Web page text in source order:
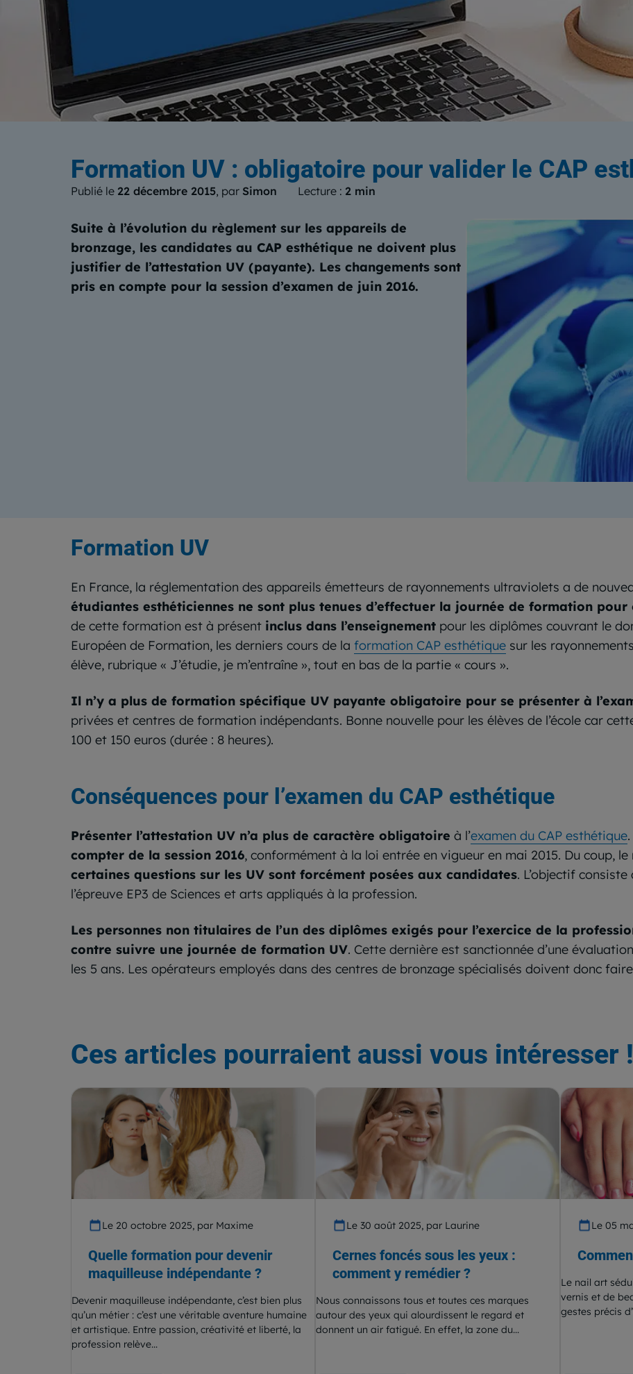
Le blogdu Centre Européen de
Formation UV : obligatoire pour valider le CAP
Publié le 22 décembre 2015, par Simon Lecture : 2 min
Suite à l’évolution du règlement sur les appareils de
bronzage, les candidates au CAP esthétique ne doivent plus
justifier de l’attestation UV (payante). Les changements sont
pris en compte pour la session d’examen de juin 2016.
Formation UV
En France, la réglementation des appareils émetteurs de rayonnements ultraviolets a de
étudiantes esthéticiennes ne sont plus tenues d’effectuer la journée de formation
de cette formation est à présent inclus dans l’enseignement pour les diplômes couvrant le
Européen de Formation, les derniers cours de la formation CAP esthétique sur les
élève, rubrique « J’étudie, je m’entraîne », tout en bas de la partie « cours ».
Il n’y a plus de formation spécifique UV payante obligatoire pour se présenter à
privées et centres de formation indépendants. Bonne nouvelle pour les élèves de l’école car
100 et 150 euros (durée : 8 heures).
Conséquences pour l’examen du CAP esthétique
Présenter l’attestation UV n’a plus de caractère obligatoire à l’examen du CAP esthétique
compter de la session 2016, conformément à la loi entrée en vigueur en mai 2015. Du coup,
certaines questions sur les UV sont forcément posées aux candidates. L’objectif
l’épreuve EP3 de Sciences et arts appliqués à la profession.
Les personnes non titulaires de l’un des diplômes exigés pour l’exercice de la
contre suivre une journée de formation UV. Cette dernière est sanctionnée d’une
les 5 ans. Les opérateurs employés dans des centres de bronzage spécialisés doivent donc
Ces articles pourraient aussi vous intéresser !
Le 20 octobre 2025, par Maxime
Quelle formation pour devenir
maquilleuse indépendante ?
Devenir maquilleuse indépendante, c’est bien plus
qu’un métier : c’est une véritable aventure humaine
et artistique. Entre passion, créativité et liberté, la
profession relève...
Le 30 août 2025, par Laurine
Cernes foncés sous les yeux :
comment y remédier ?
Nous connaissons tous et toutes ces marques
autour des yeux qui alourdissent le regard et
donnent un air fatigué. En effet, la zone du...
Le 05
Le nail art
vernis et de
gestes précis